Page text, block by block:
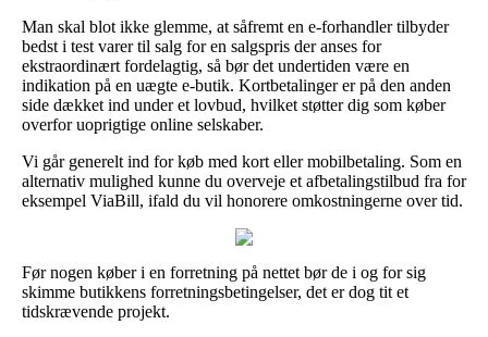
Man skal blot ikke glemme, at såfremt en e-forhandler tilbyder
bedst i test varer til salg for en salgspris der anses for
ekstraordinært fordelagtig, så bør det undertiden være en
indikation på en uægte e-butik. Kortbetalinger er på den anden
side dækket ind under et lovbud, hvilket støtter dig som køber
overfor uoprigtige online selskaber.
Vi går generelt ind for køb med kort eller mobilbetaling. Som en
alternativ mulighed kunne du overveje et afbetalingstilbud fra for
eksempel ViaBill, ifald du vil honorere omkostningerne over tid.
Før nogen køber i en forretning på nettet bør de i og for sig
skimme butikkens forretningsbetingelser, det er dog tit et
tidskrævende projekt.